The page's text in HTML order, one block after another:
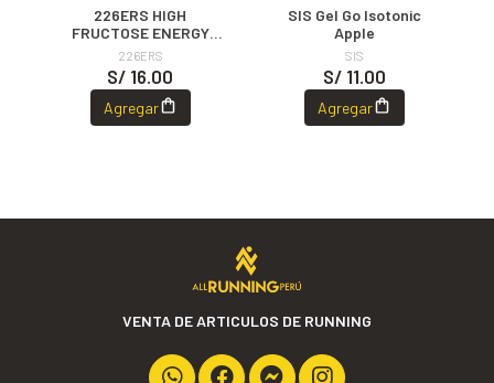
226ERS HIGH
FRUCTOSE ENERGY
DRINK 90g MONODOSE
226ERS
S/ 16.00
Agregar
SIS Gel Go Isotonic
Apple
SIS
S/ 11.00
Agregar
VENTA DE ARTICULOS DE RUNNING